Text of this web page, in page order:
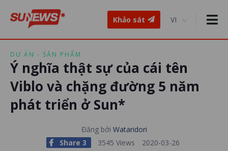
Khảo sát
DỰ ÁN - SẢN PHẨM
Ý nghĩa thật sự của cái tên
Viblo và chặng đường 5 năm
phát triển ở Sun*
Đăng bởi Wataridori
Share 3
3545 Views 2020-03-26